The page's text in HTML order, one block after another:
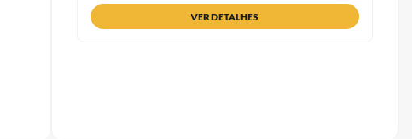
VER DETALHES